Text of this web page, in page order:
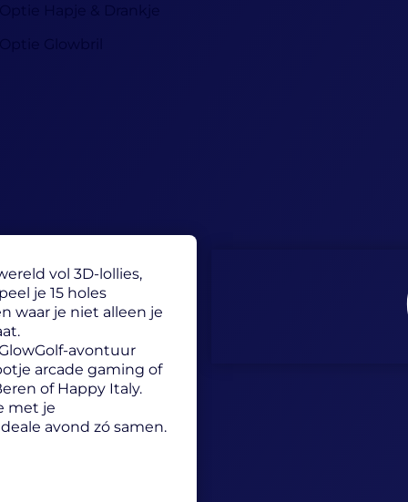
Hapje & Drankje
Glowbril
vol 3D-lollies,
je 15 holes
waar je niet alleen je
avontuur
arcade gaming of
of Happy Italy.
met je
avond zó samen.